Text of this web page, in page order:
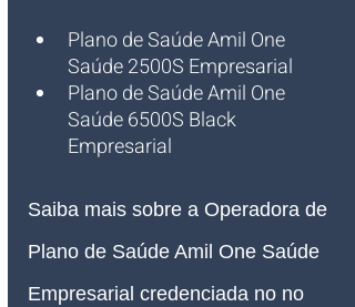
Plano de Saúde Amil One
Saúde 2500S Empresarial
Plano de Saúde Amil One
Saúde 6500S Black
Empresarial
Saiba mais sobre a Operadora de
Plano de Saúde Amil One Saúde
Empresarial credenciada no no